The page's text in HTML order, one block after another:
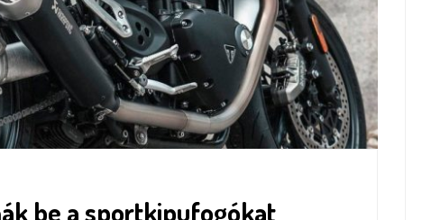
be a sportkipufogókat